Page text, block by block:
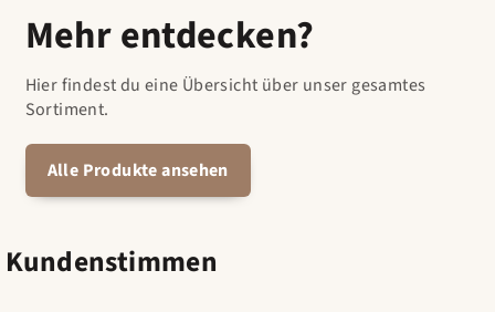
Mehr entdecken?
Hier findest du eine Übersicht über unser gesamtes
Sortiment.
Alle Produkte ansehen
Kundenstimmen